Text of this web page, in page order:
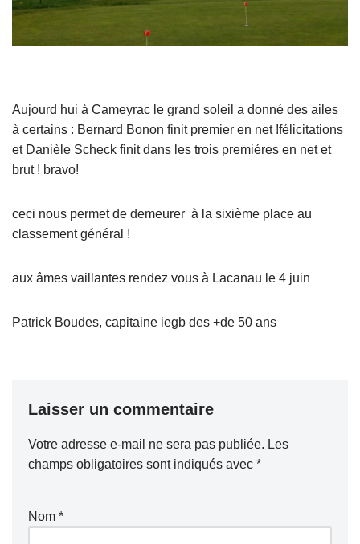
Aujourd hui à Cameyrac le grand soleil a donné des ailes
à certains : Bernard Bonon finit premier en net !félicitations
et Danièle Scheck finit dans les trois premiéres en net et
brut ! bravo!
ceci nous permet de demeurer à la sixième place au
classement général !
aux âmes vaillantes rendez vous à Lacanau le 4 juin
Patrick Boudes, capitaine iegb des +de 50 ans
Laisser un commentaire
Votre adresse e-mail ne sera pas publiée. Les
champs obligatoires sont indiqués avec *
Nom *